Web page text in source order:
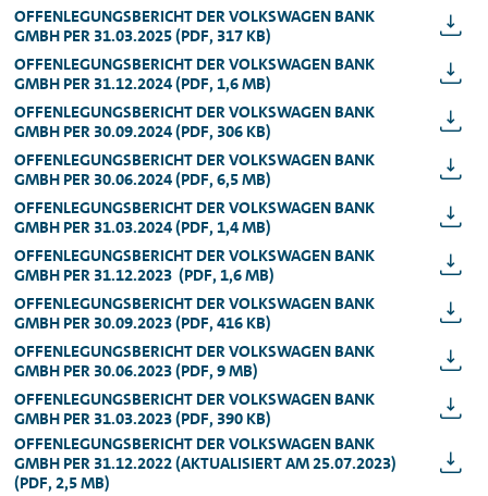
OFFENLEGUNGSBERICHT DER VOLKSWAGEN BANK
GMBH PER 31.03.2025 (PDF, 317 KB)
OFFENLEGUNGSBERICHT DER VOLKSWAGEN BANK
GMBH PER 31.12.2024 (PDF, 1,6 MB)
OFFENLEGUNGSBERICHT DER VOLKSWAGEN BANK
GMBH PER 30.09.2024 (PDF, 306 KB)
OFFENLEGUNGSBERICHT DER VOLKSWAGEN BANK
GMBH PER 30.06.2024 (PDF, 6,5 MB)
OFFENLEGUNGSBERICHT DER VOLKSWAGEN BANK
GMBH PER 31.03.2024 (PDF, 1,4 MB)
OFFENLEGUNGSBERICHT DER VOLKSWAGEN BANK
GMBH PER 31.12.2023 (PDF, 1,6 MB)
OFFENLEGUNGSBERICHT DER VOLKSWAGEN BANK
GMBH PER 30.09.2023 (PDF, 416 KB)
OFFENLEGUNGSBERICHT DER VOLKSWAGEN BANK
GMBH PER 30.06.2023 (PDF, 9 MB)
OFFENLEGUNGSBERICHT DER VOLKSWAGEN BANK
GMBH PER 31.03.2023 (PDF, 390 KB)
OFFENLEGUNGSBERICHT DER VOLKSWAGEN BANK
GMBH PER 31.12.2022 (AKTUALISIERT AM 25.07.2023)
(PDF, 2,5 MB)